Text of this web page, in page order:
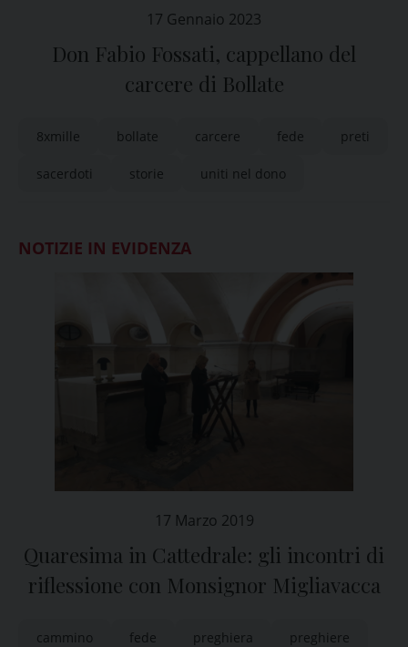
17 Gennaio 2023
Don Fabio Fossati, cappellano del
carcere di Bollate
8xmille bollate carcere fede preti
sacerdoti storie uniti nel dono
NOTIZIE IN EVIDENZA
17 Marzo 2019
Quaresima in Cattedrale: gli incontri di
riflessione con Monsignor Migliavacca
cammino fede preghiera preghiere